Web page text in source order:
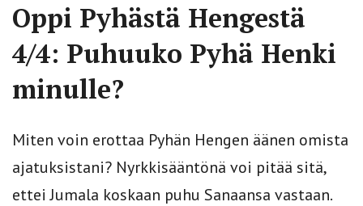
Oppi Pyhästä Hengestä
4/4: Puhuuko Pyhä Henki
minulle?
Miten voin erottaa Pyhän Hengen äänen omista
ajatuksistani? Nyrkkisääntönä voi pitää sitä,
ettei Jumala koskaan puhu Sanaansa vastaan.